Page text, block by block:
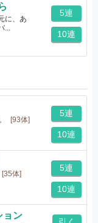
に、あ
...
5連
10連
[93体]
5連
10連
[35体]
5連
10連
ョン